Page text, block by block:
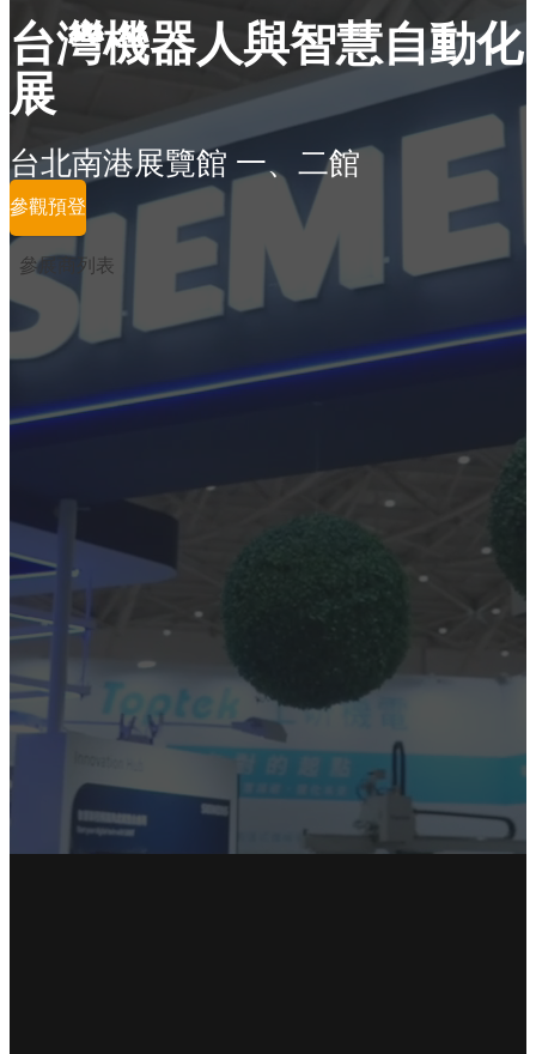
台灣機器人與智慧自動化
展
台北南港展覽館 一、二館
參觀預登
參展商列表